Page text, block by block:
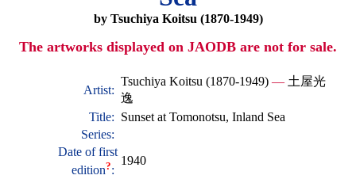
by Tsuchiya Koitsu (1870-1949)
The artworks displayed on JAODB are not for sale.
Artist:
Tsuchiya Koitsu (1870-1949) — 土屋光
逸
Title: Sunset at Tomonotsu, Inland Sea
Series:
Date of first
edition?:
1940